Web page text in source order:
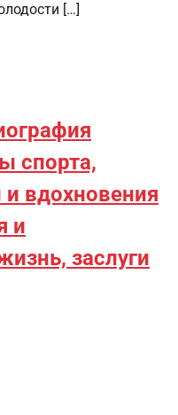
[…]
спорта,
вдохновения
и
заслуги